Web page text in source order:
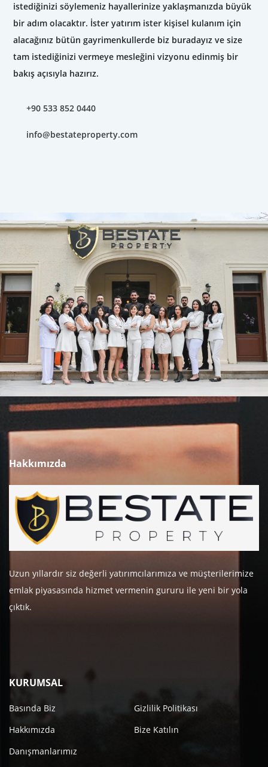
istediğinizi söylemeniz hayallerinize yaklaşmanızda büyük
bir adım olacaktır. İster yatırım ister kişisel kulanım için
alacağınız bütün gayrimenkullerde biz buradayız ve size
tam istediğinizi vermeye mesleğini vizyonu edinmiş bir
bakış açısıyla hazırız.
+90 533 852 0440
info@bestateproperty.com
Hakkımızda
Uzun yıllardır siz değerli yatırımcılarımıza ve müşterilerimize
emlak piyasasında hizmet vermenin gururu ile yeni bir yola
çıktık.
KURUMSAL
Basında Biz
Gizlilik Politikası
Hakkımızda
Bize Katılın
Danışmanlarımız